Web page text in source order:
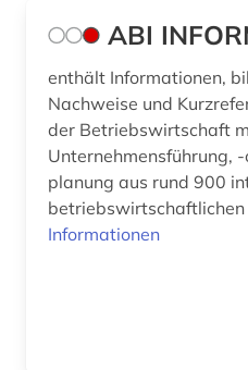
berufsausbildung (1)
berufsbildung (4)
berufseinstieg (1)
ABI
enthält Informationen,
Nachweise und
der Betriebswirtschaft
Unternehmensführung,
planung aus rund 900
Informationen